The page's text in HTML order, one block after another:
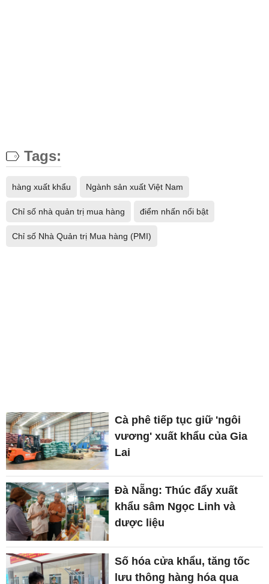
Tags:
hàng xuất khẩu Ngành sản xuất Việt Nam
Chỉ số nhà quản trị mua hàng điểm nhấn nổi bật
Chỉ số Nhà Quản trị Mua hàng (PMI)
Cà phê tiếp tục giữ 'ngôi
vương' xuất khẩu của Gia
Lai
Đà Nẵng: Thúc đẩy xuất
khẩu sâm Ngọc Linh và
dược liệu
Số hóa cửa khẩu, tăng tốc
lưu thông hàng hóa qua